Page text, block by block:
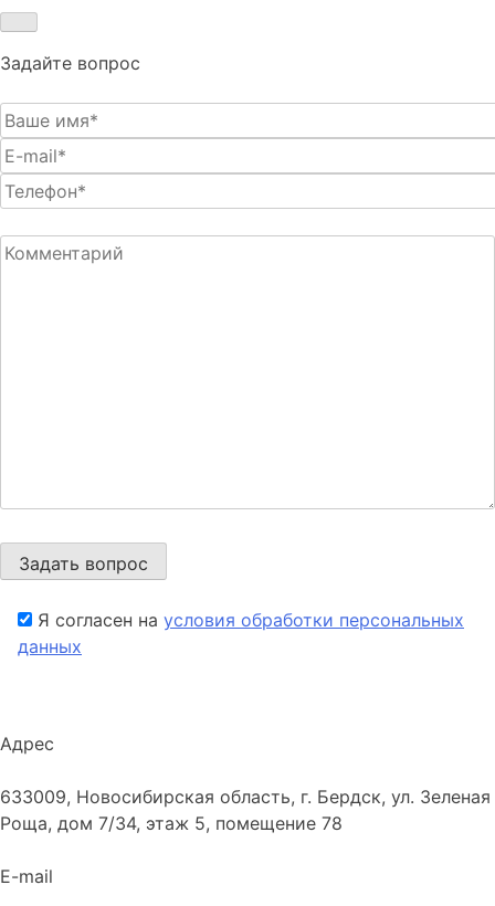
Задайте вопрос
Я согласен на условия обработки персональных
данных
Адрес
633009, Новосибирская область, г. Бердск, ул. Зеленая
Роща, дом 7/34, этаж 5, помещение 78
E-mail